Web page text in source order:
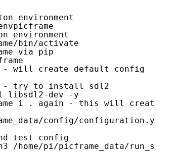
environment
environment
bin/activate
via pip
- will create default config
try to install sdl2
libsdl2-dev -y
i . again - this will create
config/configuration.yaml
test config
/home/pi/picframe_data/